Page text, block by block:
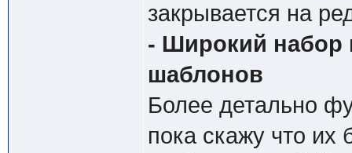
закрывается на
- Широкий набор
шаблонов
Более детально
пока скажу что их